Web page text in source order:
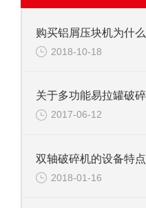
2018-10-18
2017-06-12
双轴破碎机的设备特点
2018-01-16